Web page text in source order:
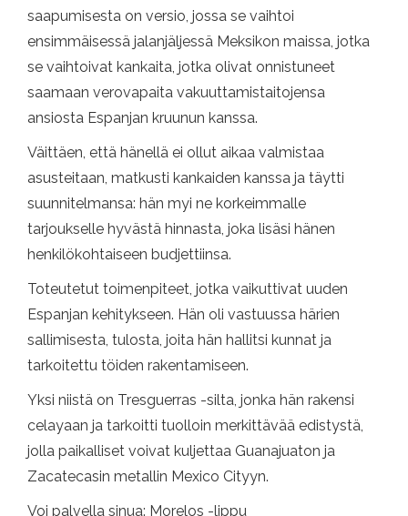
saapumisesta on versio, jossa se vaihtoi
ensimmäisessä jalanjäljessä Meksikon maissa, jotka
se vaihtoivat kankaita, jotka olivat onnistuneet
saamaan verovapaita vakuuttamistaitojensa
ansiosta Espanjan kruunun kanssa.
Väittäen, että hänellä ei ollut aikaa valmistaa
asusteitaan, matkusti kankaiden kanssa ja täytti
suunnitelmansa: hän myi ne korkeimmalle
tarjoukselle hyvästä hinnasta, joka lisäsi hänen
henkilökohtaiseen budjettiinsa.
Toteutetut toimenpiteet, jotka vaikuttivat uuden
Espanjan kehitykseen. Hän oli vastuussa härien
sallimisesta, tulosta, joita hän hallitsi kunnat ja
tarkoitettu töiden rakentamiseen.
Yksi niistä on Tresguerras -silta, jonka hän rakensi
celayaan ja tarkoitti tuolloin merkittävää edistystä,
jolla paikalliset voivat kuljettaa Guanajuaton ja
Zacatecasin metallin Mexico Cityyn.
Voi palvella sinua: Morelos -lippu